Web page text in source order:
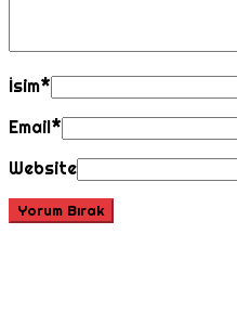
İsim*
Email*
Website